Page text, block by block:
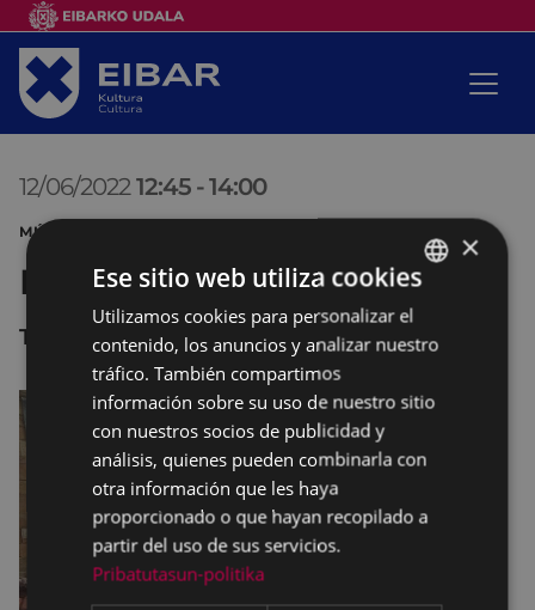
12/06/2022 12:45 -14:00
MÚSICA CONCIERTO SANJUANAK
Banda de música Cielito
Toribio Etxeberria kalea
BASQUE
SPANISH
×
Ese sitio web utiliza cookies
Utilizamos cookies para personalizar el
contenido, los anuncios y analizar nuestro
tráfico. También compartimos
información sobre su uso de nuestro sitio
con nuestros socios de publicidad y
análisis, quienes pueden combinarla con
otra información que les haya
proporcionado o que hayan recopilado a
partir del uso de sus servicios.
Pribatutasun-politika